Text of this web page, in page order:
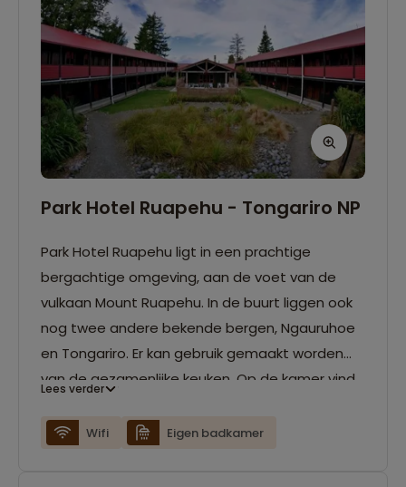
Park Hotel Ruapehu - Tongariro NP
Park Hotel Ruapehu ligt in een prachtige
bergachtige omgeving, aan de voet van de
vulkaan Mount Ruapehu. In de buurt liggen ook
nog twee andere bekende bergen, Ngauruhoe
en Tongariro. Er kan gebruik gemaakt worden
van de gezamenlijke keuken. Op de kamer vind
theefaciliteiten. Er is hier gratis wifi beschikbaar,
Lees verder
Wifi Eigen badkamer